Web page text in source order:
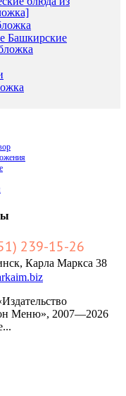
Башкирские
239-15-26
Карла Маркса 38
Меню», 2007—2026